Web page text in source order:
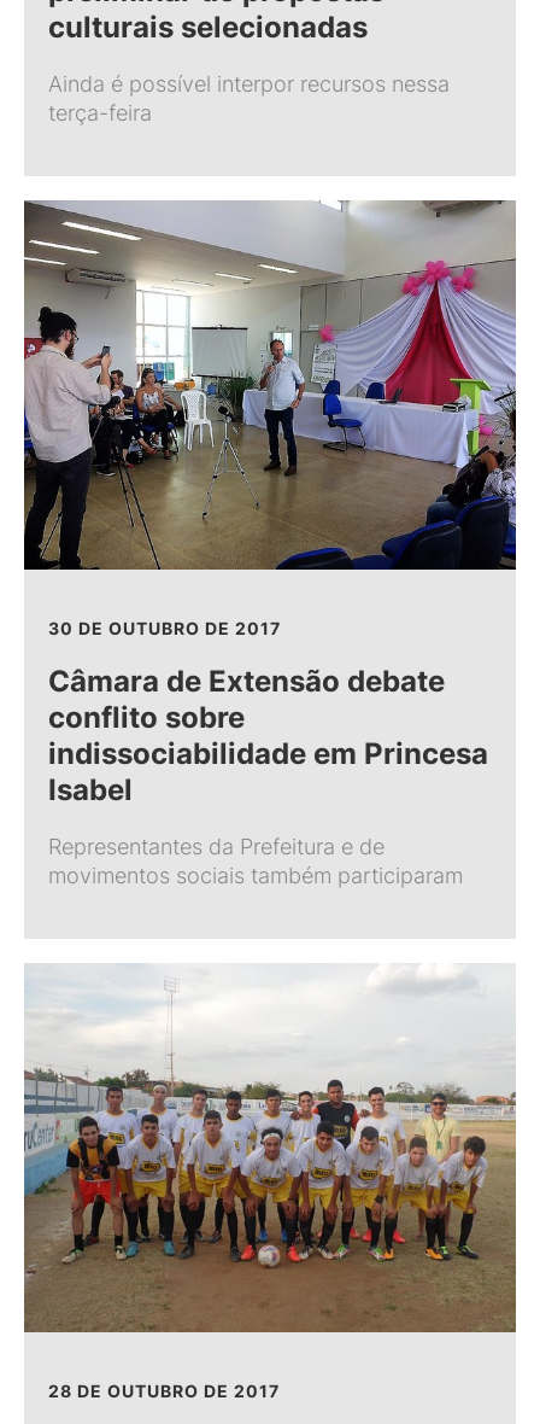
culturais selecionadas
Ainda é possível interpor recursos nessa
terça-feira
30 DE OUTUBRO DE 2017
Câmara de Extensão debate
conflito sobre
indissociabilidade em Princesa
Isabel
Representantes da Prefeitura e de
movimentos sociais também participaram
28 DE OUTUBRO DE 2017